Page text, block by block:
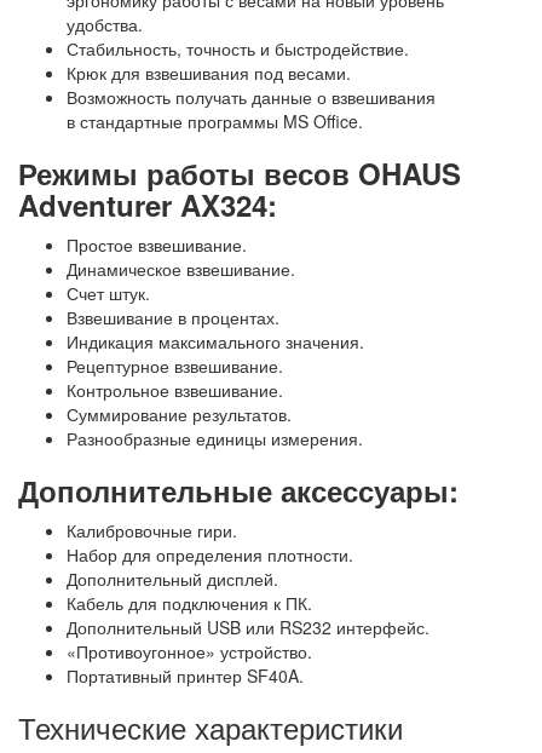
удобства.
Стабильность, точность и быстродействие.
Крюк для взвешивания под весами.
Возможность получать данные о взвешивания
в стандартные программы MS Office.
Режимы работы весов OHAUS
Adventurer AX324:
Простое взвешивание.
Динамическое взвешивание.
Счет штук.
Взвешивание в процентах.
Индикация максимального значения.
Рецептурное взвешивание.
Контрольное взвешивание.
Суммирование результатов.
Разнообразные единицы измерения.
Дополнительные аксессуары:
Калибровочные гири.
Набор для определения плотности.
Дополнительный дисплей.
Кабель для подключения к ПК.
Дополнительный USB или RS232 интерфейс.
«Противоугонное» устройство.
Портативный принтер SF40A.
Технические характеристики